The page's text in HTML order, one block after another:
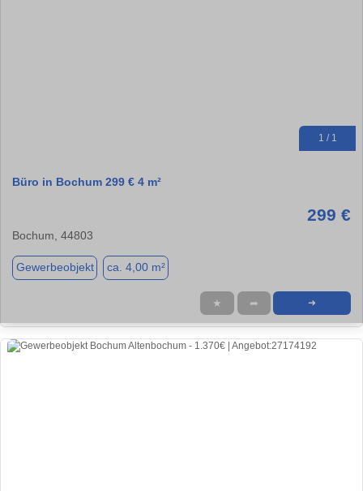
1 / 1
Büro in Bochum 299 € 4 m²
299 €
Bochum, 44803
Gewerbeobjekt ca. 4,00 m²
★ ➦ ➜